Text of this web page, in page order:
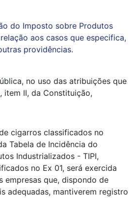
do Imposto sobre Produtos
aos casos que especifica,
providências.
no uso das atribuições que
item II, da Constituição,
cigarros classificados no
Tabela de Incidência do
Industrializados - TIPI,
no Ex 01, será exercida
empresas que, dispondo de
adequadas, mantiverem registro